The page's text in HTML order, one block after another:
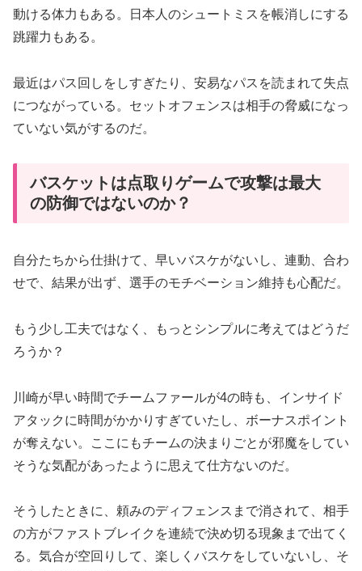
動ける体力もある。日本人のシュートミスを帳消しにする
跳躍力もある。
最近はパス回しをしすぎたり、安易なパスを読まれて失点
につながっている。セットオフェンスは相手の脅威になっ
ていない気がするのだ。
バスケットは点取りゲームで攻撃は最大
の防御ではないのか？
自分たちから仕掛けて、早いバスケがないし、連動、合わ
せで、結果が出ず、選手のモチベーション維持も心配だ。
もう少し工夫ではなく、もっとシンプルに考えてはどうだ
ろうか？
川崎が早い時間でチームファールが4の時も、インサイド
アタックに時間がかかりすぎていたし、ボーナスポイント
が奪えない。ここにもチームの決まりごとが邪魔をしてい
そうな気配があったように思えて仕方ないのだ。
そうしたときに、頼みのディフェンスまで消されて、相手
の方がファストブレイクを連続で決め切る現象まで出てく
る。気合が空回りして、楽しくバスケをしていないし、そ